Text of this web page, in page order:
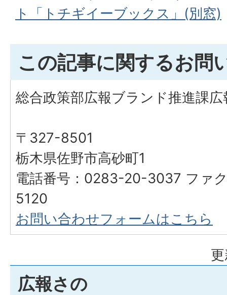
ト「トチギイーブックス」(別窓)
この記事に関するお問
総合政策部広報ブランド推進課
〒327-8501
栃木県佐野市高砂町1
電話番号：0283-20-3037 ファ
5120
お問い合わせフォームはこちら
広報さの